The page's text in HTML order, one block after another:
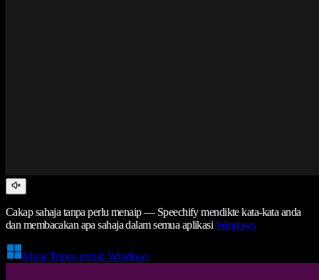
Cakap sahaja tanpa perlu menaip — Speechify mendikte kata-kata anda
dan membacakan apa sahaja dalam semua aplikasi Windows
Muat Turun untuk Windows